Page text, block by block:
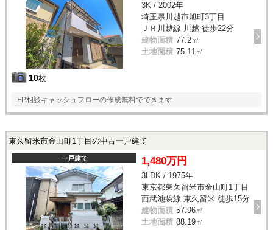
10枚
3K / 2002年
埼玉県川越市旭町3丁目
ＪＲ川越線 川越 徒歩22分
建物面積 77.2㎡
土地面積 75.11㎡
FP相談キャッシュフローの作成無料でできます
東久留米市金山町1丁目の中古一戸建て
一戸建て 1,480万円
3LDK / 1975年
東京都東久留米市金山町1丁目
西武池袋線 東久留米 徒歩15分
建物面積 57.96㎡
土地面積 88.19㎡